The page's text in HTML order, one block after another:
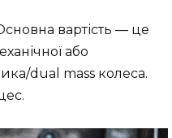
вартість — це
або
dual mass колеса.